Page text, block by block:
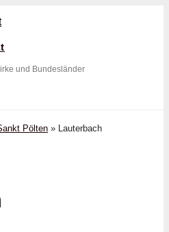
und Bundesländer
Pölten » Lauterbach